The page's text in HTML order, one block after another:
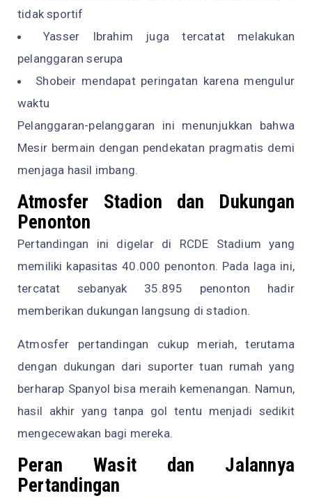
tidak sportif
Yasser Ibrahim juga tercatat melakukan
pelanggaran serupa
Shobeir mendapat peringatan karena mengulur
waktu
Pelanggaran-pelanggaran ini menunjukkan bahwa
Mesir bermain dengan pendekatan pragmatis demi
menjaga hasil imbang.
Atmosfer Stadion dan Dukungan
Penonton
Pertandingan ini digelar di RCDE Stadium yang
memiliki kapasitas 40.000 penonton. Pada laga ini,
tercatat sebanyak 35.895 penonton hadir
memberikan dukungan langsung di stadion.
Atmosfer pertandingan cukup meriah, terutama
dengan dukungan dari suporter tuan rumah yang
berharap Spanyol bisa meraih kemenangan. Namun,
hasil akhir yang tanpa gol tentu menjadi sedikit
mengecewakan bagi mereka.
Peran Wasit dan Jalannya
Pertandingan